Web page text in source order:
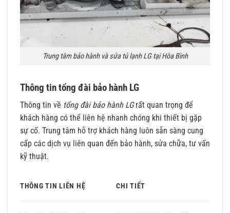
Trung tâm bảo hành và sửa tủ lạnh LG tại Hòa Bình
Thông tin tổng đài bảo hành LG
Thông tin về tổng đài bảo hành LGrất quan trọng để
khách hàng có thể liên hệ nhanh chóng khi thiết bị gặp
sự cố. Trung tâm hỗ trợ khách hàng luôn sẵn sàng cung
cấp các dịch vụ liên quan đến bảo hành, sửa chữa, tư vấn
kỹ thuật.
THÔNG TIN LIÊN HỆ CHI TIẾT